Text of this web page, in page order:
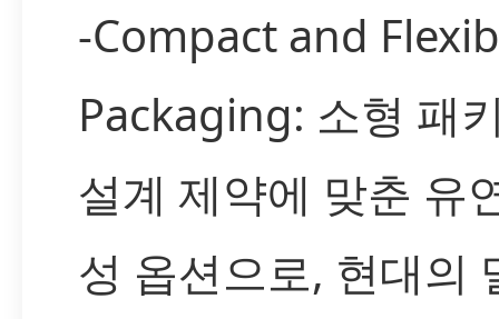
-Compact and
Packaging: 소형 패
설계 제약에 맞춘 유
성 옵션으로, 현대의